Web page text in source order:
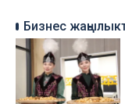
Бизнес